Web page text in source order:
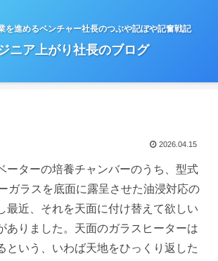
を進めるベンチャー社長のつぶや記ぼや記奮戦記
ニア上がり社長のブログ
2026.04.15
ーターの培養チャンバーのうち、型式
ガラスを底面に露呈させた油浸対応の
最近、それを天面に付け替えて欲しい
ありました。天面のガラスヒーターは
という、いわば天地をひっくり返した